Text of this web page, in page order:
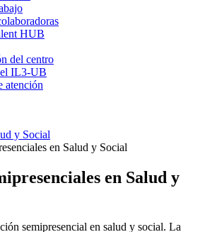
HUB
del centro
IL3-UB
atención
y Social
en Salud y Social
en Salud y
semipresencial en salud y social. La